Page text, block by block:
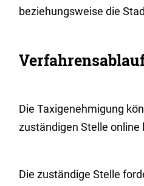
beziehungsweise die
Die Taxigenehmigung
zuständigen Stelle online
Die zuständige Stelle